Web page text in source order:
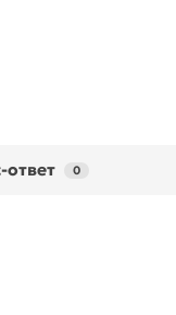
ответ 0